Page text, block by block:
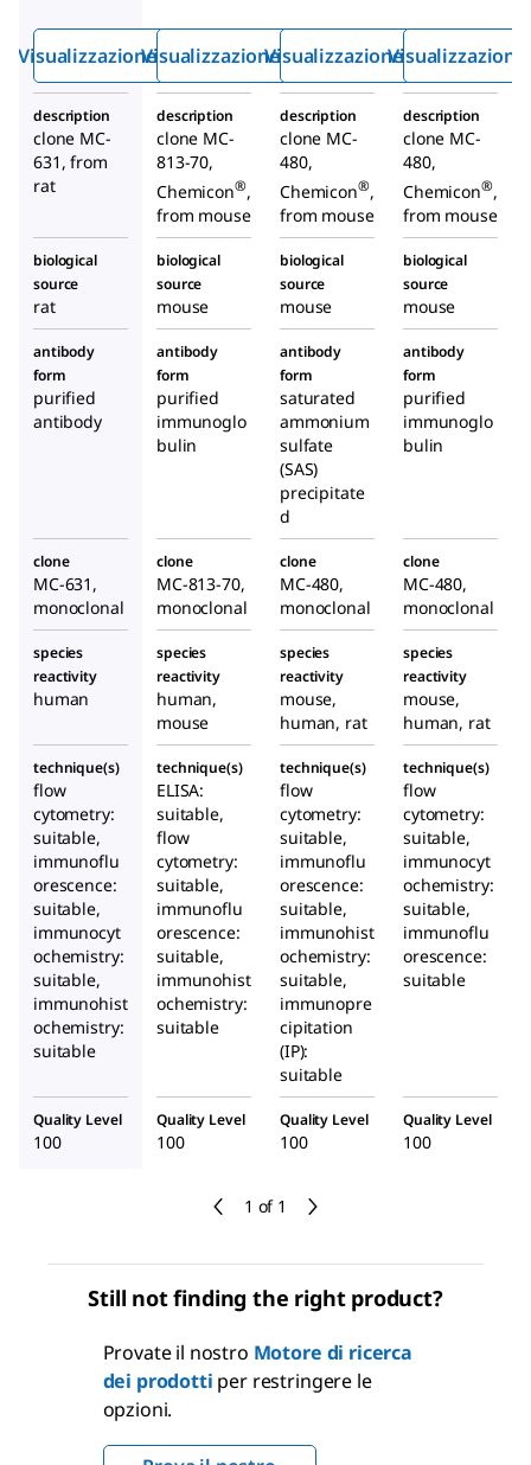
1 of 1
le 3
stadio-
specifico,
clone MC-
631
Visualizzazione rapida
ale 4
stadio-
specifico,
clone
MC-813-
70
Visualizzazione rapida
ic
Antigen-
1
Antibody
, clone
MC-480
Visualizzazione rapida
description
clone MC-
631, from
rat
description
clone MC-
813-70,
Chemicon®,
from mouse
description
clone MC-
480,
Chemicon®,
from mouse
description
clone MC-
480,
Chemicon®,
from mouse
biological
source
rat
biological
source
mouse
biological
source
mouse
biological
source
mouse
antibody
form
purified
antibody
antibody
form
purified
immunoglo
bulin
antibody
form
saturated
ammonium
sulfate
(SAS)
precipitate
d
antibody
form
purified
immunoglo
bulin
clone
MC-631,
monoclonal
clone
MC-813-70,
monoclonal
clone
MC-480,
monoclonal
clone
MC-480,
monoclonal
species
reactivity
human
species
reactivity
human,
mouse
species
reactivity
mouse,
human, rat
species
reactivity
mouse,
human, rat
technique(s)
flow
cytometry:
suitable,
immunoflu
orescence:
suitable,
immunocyt
ochemistry:
suitable,
immunohist
ochemistry:
suitable
technique(s)
ELISA:
suitable,
flow
cytometry:
suitable,
immunoflu
orescence:
suitable,
immunohist
ochemistry:
suitable
technique(s)
flow
cytometry:
suitable,
immunoflu
orescence:
suitable,
immunohist
ochemistry:
suitable,
immunopre
cipitation
(IP):
suitable
technique(s)
flow
cytometry:
suitable,
immunocyt
ochemistry:
suitable,
immunoflu
orescence:
suitable
Quality Level
100
Quality Level
100
Quality Level
100
Quality Level
100
Still not finding the right product?
Provate il nostro Motore di ricerca
dei prodotti per restringere le
opzioni.